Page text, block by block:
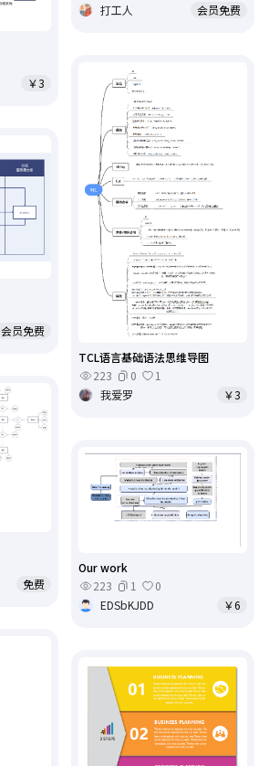
打工人
会员免费
￥3
TCL语言基础语法思维导图
223
0
1
我爱罗
￥3
会员免费
免费
Our work
223
1
0
EDSbKJDD
￥6